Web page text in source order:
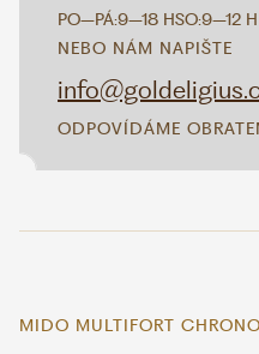
PO–PÁ:9–18 HSO:9–12 H
NEBO NÁM NAPIŠTE
ODPOVÍDÁME
MIDO MULTIFORT